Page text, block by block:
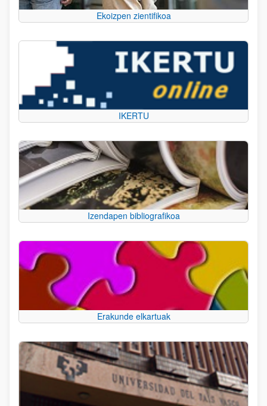
Ekoizpen zientifikoa
IKERTU
Izendapen bibliografikoa
Erakunde elkartuak